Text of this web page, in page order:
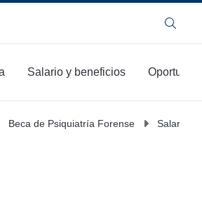
Buscar
Salario y beneficios
Beca de Psiquiatría Forense Salario y